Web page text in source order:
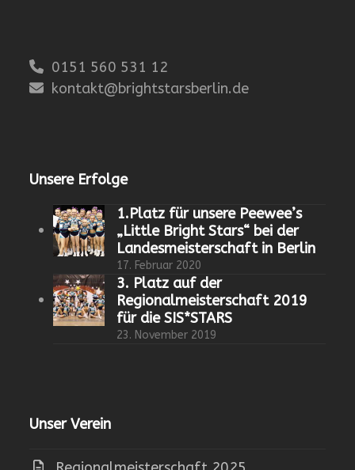
0151 560 531 12
kontakt@brightstarsberlin.de
Unsere Erfolge
1.Platz für unsere Peewee’s
„Little Bright Stars“ bei der
Landesmeisterschaft in Berlin
17. Februar 2020
3. Platz auf der
Regionalmeisterschaft 2019
für die SIS*STARS
23. November 2019
Unser Verein